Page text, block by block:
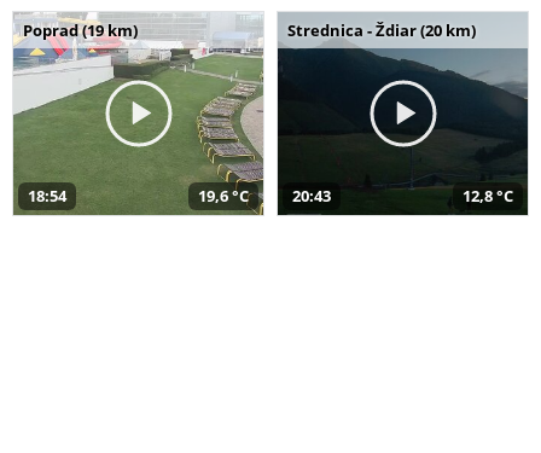
Poprad (19 km)
18:54 19,6 °C
Strednica - Ždiar (20 km)
20:43 12,8 °C